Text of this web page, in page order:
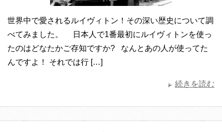
世界中で愛されるルイヴィトン！その深い歴史について調
べてみました。 日本人で1番最初にルイヴィトンを使っ
たのはどなたかご存知ですか? なんとあの人が使ってた
んですよ！ それでは行 […]
続きを読む